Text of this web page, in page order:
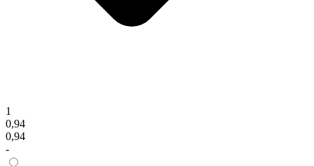
1
0,94
0,94
-